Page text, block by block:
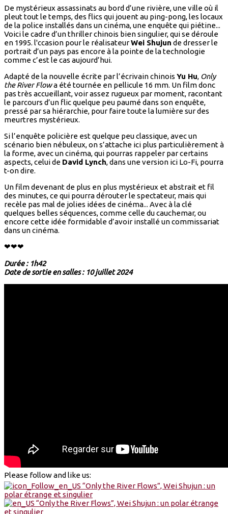
De mystérieux assassinats au bord d’une rivière, une ville où il
pleut tout le temps, des flics qui jouent au ping-pong, les locaux
de la police installés dans un cinéma, une enquête qui piétine...
Voici le cadre d’un thriller chinois bien singulier, qui se déroule
en 1995. l'ccasion pour le réalisateurWei Shujun de dresser le
portrait d’un pays pas encore à la pointe de la technologie
comme c’est le cas aujourd’hui.
Adapté de la nouvelle écrite par l’écrivain chinois Yu Hu, Only
the River Flowa été tournée en pellicule 16 mm. Un film donc
pas très accueillant, voir assez rugueux par moment, racontant
le parcours d’un flic quelque peu paumé dans son enquête,
pressé par sa hiérarchie, pour faire toute la lumière sur des
meurtres mystérieux.
Si l’enquête policière est quelque peu classique, avec un
scénario bien nébuleux, on s’attache ici plus particulièrement à
la forme, avec un cinéma, qui pourras rappeler par certains
aspects, celui de David Lynch, dans une version ici Lo-Fi, pourra
t-on dire.
Un film devenant de plus en plus mystérieux et abstrait et fil
des minutes, ce qui pourra dérouter le spectateur, mais qui
recèle pas mal de jolies idées de cinéma... Avec à la clé
quelques belles séquences, comme celle du cauchemar, ou
encore cette idée formidable d’avoir installé un commissariat
dans un cinéma.
❤❤❤
Durée : 1h42
Date de sortie en salles : 10 juillet 2024
Please follow and like us: